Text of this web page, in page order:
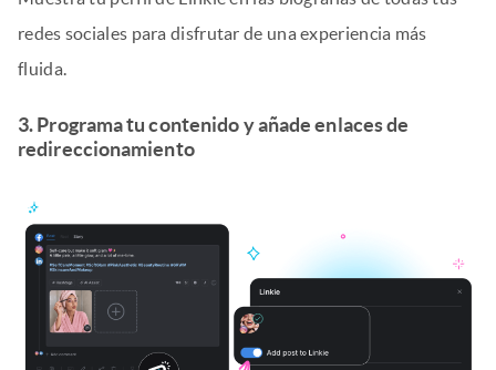
redes sociales para disfrutar de una experiencia más
fluida.
3. Programa tu contenido y añade enlaces de
redireccionamiento